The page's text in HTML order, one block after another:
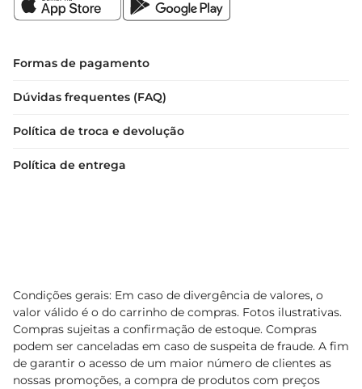
Formas de pagamento
Dúvidas frequentes (FAQ)
Política de troca e devolução
Política de entrega
Condições gerais: Em caso de divergência de valores, o
valor válido é o do carrinho de compras. Fotos ilustrativas.
Compras sujeitas a confirmação de estoque. Compras
podem ser canceladas em caso de suspeita de fraude. A fim
de garantir o acesso de um maior número de clientes as
nossas promoções, a compra de produtos com preços